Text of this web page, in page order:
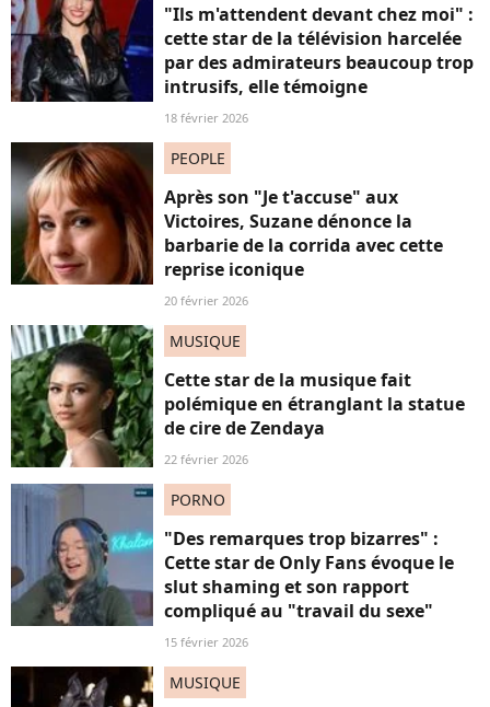
"Ils m'attendent devant chez moi" :
cette star de la télévision harcelée
par des admirateurs beaucoup trop
intrusifs, elle témoigne
18 février 2026
PEOPLE
Après son "Je t'accuse" aux
Victoires, Suzane dénonce la
barbarie de la corrida avec cette
reprise iconique
20 février 2026
MUSIQUE
Cette star de la musique fait
polémique en étranglant la statue
de cire de Zendaya
22 février 2026
PORNO
"Des remarques trop bizarres" :
Cette star de Only Fans évoque le
slut shaming et son rapport
compliqué au "travail du sexe"
15 février 2026
MUSIQUE